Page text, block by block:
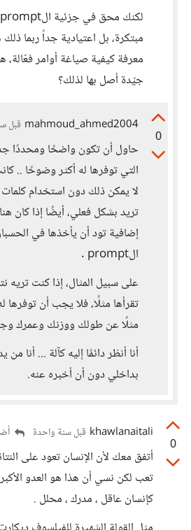
مبتكرة، بل اعتيادية جداً ربما
معرفة كيفية صياغة أوامر
جيّدة أصل بها لذلك؟
0
mahmoud_ahmed2004 قبل
حاول أن تكون واضحًا ومحددًا
التي توفرها له أكثر وضوحًا ..
لا يمكن ذلك دون استخدام
تريد بشكل فعلي، أيضًا إذا كان
إضافية تود أن يأخذها في
الprompt .
على سبيل المثال، إذا كنت تريه
تقرأها مثلًا، فلا يجب أن
مثلًا عن طولك ووزنك وعمرك
أنا أنظر دائمًا إليه كآلة ... أنا
بداخلي دون أن أخبره عنه.
0
khawlanaitali قبل سنة واحدة
أتفق معك لأن الإنسان تعود على
تعب لكن نسي أن هذا هو العدو
كإنسان عاقل ، مدرك ، محلل .